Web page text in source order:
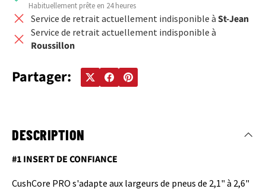
Habituellement prête en 24 heures
Service de retrait actuellement indisponible à St-Jean
Service de retrait actuellement indisponible à
Roussillon
Partager:
DESCRIPTION
#1 INSERT DE CONFIANCE
CushCore PRO s'adapte aux largeurs de pneus de 2,1" à 2,6"